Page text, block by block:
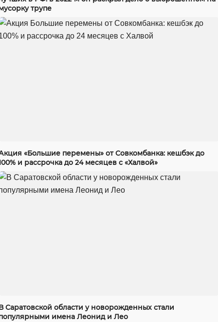
трупе
«Большие перемены» от Совкомбанка: кешбэк до
и рассрочка до 24 месяцев с «Халвой»
Саратовской области у новорожденных стали
имена Леонид и Лео